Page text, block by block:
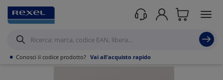
• Conosci il codice prodotto? Vai all'acquisto rapido
Prodotti /Civile residenziale Termoregolazione e Gestione Energia/
Cronotermostati/